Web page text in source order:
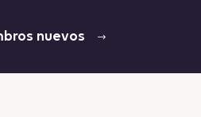
nuevos